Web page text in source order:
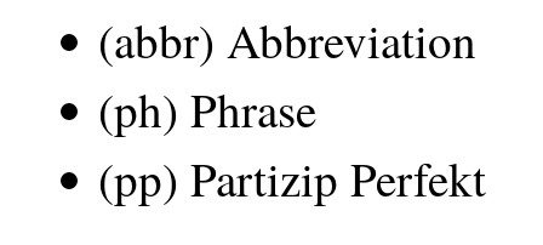
(abbr) Abbreviation
(ph) Phrase
(pp) Partizip Perfekt